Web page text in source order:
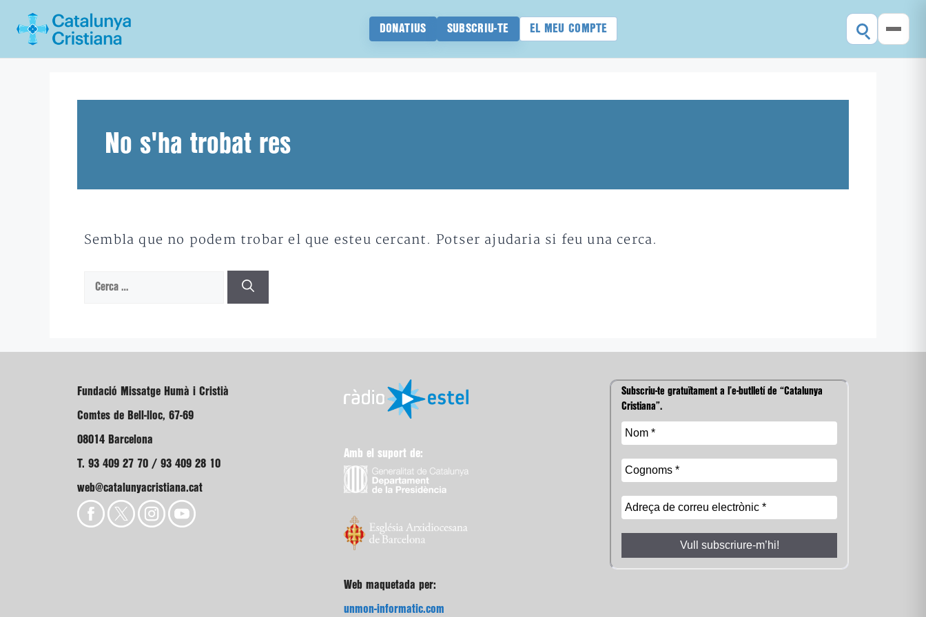
DONATIUS SUBSCRIU-TE EL MEU COMPTE
No s'ha trobat res
Sembla que no podem trobar el que esteu cercant. Potser ajudaria si feu una cerca.
Cerca:
Fundació Missatge Humà i Cristià
Comtes de Bell-lloc, 67-69
08014 Barcelona
T. 93 409 27 70 / 93 409 28 10
web@catalunyacristiana.cat
Amb el suport de:
Web maquetada per:
unmon-informatic.com
Subscriu-te gratuïtament a l’e-butlletí de “Catalunya
Cristiana”.